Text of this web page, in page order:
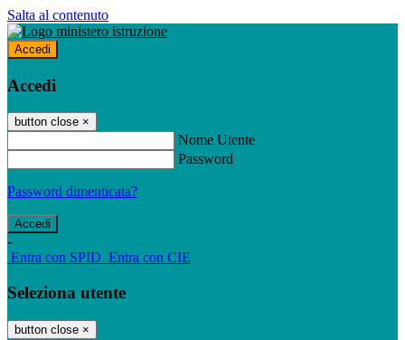
Salta al contenuto
Accedi
Accedi
button close ×
Nome Utente
Password
Password dimenticata?
-
Entra con SPID Entra con CIE
Seleziona utente
button close ×